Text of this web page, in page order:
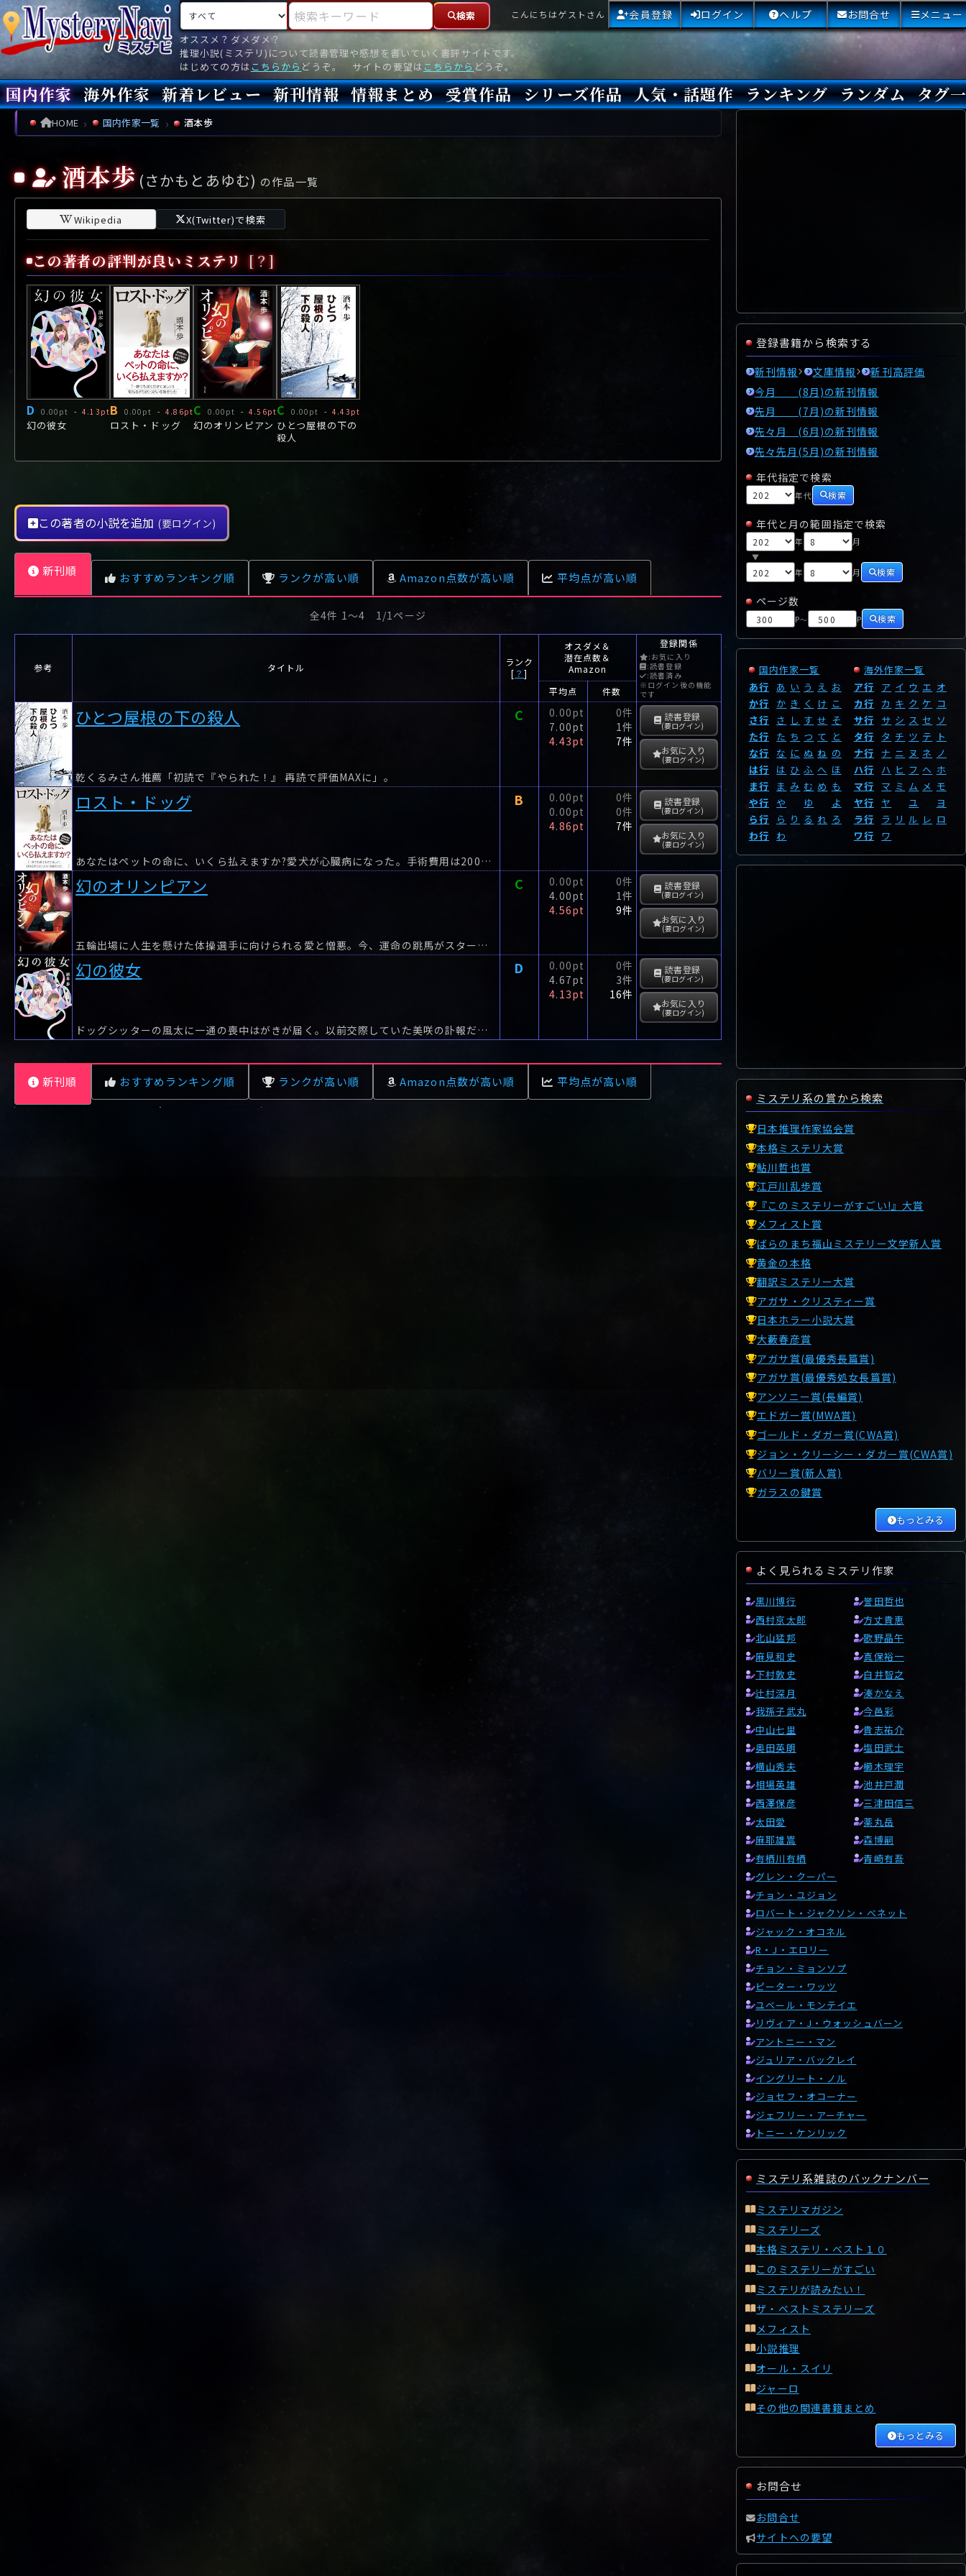
オススメ？ダメダメ？
推理小説(ミステリ)について読書管理や感想を書いていく書評サイトです。
はじめての方は こちらから どうぞ。 サイトの要望は こちらから どうぞ。
検索対象 検索キーワード
検索 こんにちはゲストさん 会員登録 ログイン ヘルプ お問合せ メニュー
国内作家
あ行 あ い う え
お
さ行
さ し す せ
そ
た行
た ち つ て
と
な行
な に ぬ ね
の
は行
は ひ ふ へ
ほ
ま行
ま み む め
も
や行
や
よ
ら行
ら り れ
ろ
海外作家
ア行 ア イ ウ
サ行
サ シ ス セ
ソ
タ行
タ チ ツ テ
ト
ナ行
ナ ニ ヌ ネ
ノ
ハ行
ハ ヒ フ ヘ
ホ
マ行
マ ミ ム メ
モ
ヤ行
ヤ ユ
ヨ
ラ行
ラ リ ル レ
ロ
ワ
新着レビュー 新刊情報 情報まとめ 受賞作品 シリーズ作品 人気・話題作 ランキング ランダム タグ
HOME 国内作家一覧 酒本歩
酒本歩 (さかもとあゆむ) の作品一覧
Wikipedia X(Twitter)で検索
この著者の評判が良いミステリ [？]
D 0.00pt - 4.13pt
幻の彼女
B 0.00pt - 4.86pt
ロスト・ドッグ
C 0.00pt - 4.56pt
幻のオリンピアン
C 0.00pt - 4.43pt
ひとつ屋根の下の
殺人
この著者の小説を追加 (要ログイン)
新刊順 おすすめランキング順 ランクが高い順 Amazon点数が高い順 平均点が高い順
全4件 1〜4 1/1ページ
参考 タイトル
ランク
[ ？]
オスダメ＆
潜在点数＆
Amazon
登録関係
:お気に入り
:読書登録
:読書済み
※ログイン後の機能
です
平均点 件数
ひとつ屋根の下の殺人
乾くるみさん推薦「初読で『やられた！』 再読で評価MAXに」。
C
0.00pt
7.00pt
4.43pt
0件
1件
7件
読書登録
(要ログイン)
お気に入り
(要ログイン)
ロスト・ドッグ
あなたはペットの命に、いくら払えますか?愛犬が心臓病になった。手術費用は200万円。
B
0.00pt
0.00pt
4.86pt
0件
0件
7件
読書登録
(要ログイン)
お気に入り
(要ログイン)
幻のオリンピアン
五輪出場に人生を懸けた体操選手に向けられる愛と憎悪。今、運命の跳馬がスタートする。
C
0.00pt
4.00pt
4.56pt
0件
1件
9件
読書登録
(要ログイン)
お気に入り
(要ログイン)
幻の彼女
ドッグシッターの風太に一通の喪中はがきが届く。以前交際していた美咲の訃報だった。
D
0.00pt
4.67pt
4.13pt
0件
3件
16件
読書登録
(要ログイン)
お気に入り
(要ログイン)
新刊順 おすすめランキング順 ランクが高い順 Amazon点数が高い順 平均点が高い順
登録書籍から検索する
新刊情報 文庫情報
新刊高評価
今月 (8月)の新刊情報
先月 (7月)の新刊情報
先々月 (6月)の新刊情報
先々先月(5月)の新刊情報
年代指定で検索
年代 検索
年代と月の範囲指定で検索
年 月
▼
年 月 検索
ページ数
P～ P 検索
国内作家一覧
あ行
あ い う え お
か行
か き く け こ
さ行
さ し す せ そ
た行
た ち つ て と
な行
な に ぬ ね の
は行
は ひ ふ へ ほ
ま行
ま み む め も
や行
や ゆ
よ
ら行
ら り る れ ろ
わ行 わ
海外作家一覧
ア行
ア イ ウ エ オ
カ行
カ キ ク ケ コ
サ行
サ シ ス セ ソ
タ行
タ チ ツ テ
ト
ナ行
ナ ニ ヌ ネ ノ
ハ行
ハ ヒ フ ヘ ホ
マ行
マ ミ ム メ モ
ヤ行
ヤ ユ
ヨ
ラ行
ラ リ ル レ ロ
ワ行
ワ
ミステリ系の賞から検索
日本推理作家協会賞
本格ミステリ大賞
鮎川哲也賞
江戸川乱歩賞
『このミステリーがすごい!』大賞
メフィスト賞
ばらのまち福山ミステリー文学新人賞
黄金の本格
翻訳ミステリー大賞
アガサ・クリスティー賞
日本ホラー小説大賞
大藪春彦賞
アガサ賞(最優秀長篇賞)
アガサ賞(最優秀処女長篇賞)
アンソニー賞(長編賞)
エドガー賞(MWA賞)
ゴールド・ダガー賞(CWA賞)
ジョン・クリーシー・ダガー賞(CWA賞)
バリー賞(新人賞)
ガラスの鍵賞
もっとみる
よく見られるミステリ作家
黒川博行
誉田哲也
西村京太郎
方丈貴恵
北山猛邦
歌野晶午
麻見和史
真保裕一
下村敦史
白井智之
辻村深月
湊かなえ
我孫子武丸
今邑彩
中山七里
貴志祐介
奥田英朗
塩田武士
横山秀夫
櫛木理宇
相場英雄
池井戸潤
西澤保彦
三津田信三
太田愛
薬丸岳
麻耶雄嵩
森博嗣
有栖川有栖
青崎有吾
グレン・クーパー
チョン・ユジョン
ロバート・ジャクソン・ベネット
ジャック・オコネル
R・J・エロリー
チョン・ミョンソプ
ピーター・ワッツ
ユベール・モンテイエ
リヴィア・J・ウォッシュバーン
アントニー・マン
ジュリア・バックレイ
イングリート・ノル
ジョセフ・オコーナー
ジェフリー・アーチャー
トニー・ケンリック
ミステリ系雑誌のバックナンバー
ミステリマガジン
ミステリーズ
本格ミステリ・ベスト１０
このミステリーがすごい
ミステリが読みたい！
ザ・ベストミステリーズ
メフィスト
小説推理
オール・スイリ
ジャーロ
その他の関連書籍まとめ
もっとみる
お問合せ
お問合せ
サイトへの要望